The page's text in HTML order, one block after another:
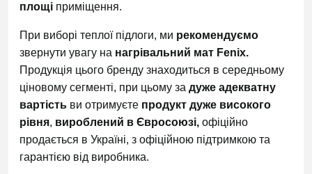
площі приміщення.
При виборі теплої підлоги, ми рекомендуємо
звернути увагу на нагрівальний мат Fenix.
Продукція цього бренду знаходиться в середньому
ціновому сегменті, при цьому за дуже адекватну
вартість ви отримуєте продукт дуже високого
рівня, вироблений в Євросоюзі, офіційно
продається в Україні, з офіційною підтримкою та
гарантією від виробника.